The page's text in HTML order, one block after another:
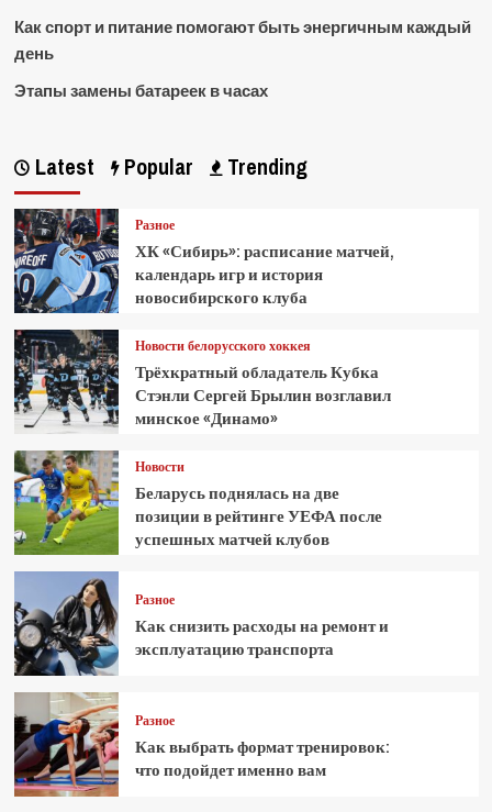
Как спорт и питание помогают быть энергичным каждый
день
Этапы замены батареек в часах
Latest Popular Trending
Разное
ХК «Сибирь»: расписание матчей,
календарь игр и история
новосибирского клуба
Новости белорусского хоккея
Трёхкратный обладатель Кубка
Стэнли Сергей Брылин возглавил
минское «Динамо»
Новости
Беларусь поднялась на две
позиции в рейтинге УЕФА после
успешных матчей клубов
Разное
Как снизить расходы на ремонт и
эксплуатацию транспорта
Разное
Как выбрать формат тренировок:
что подойдет именно вам